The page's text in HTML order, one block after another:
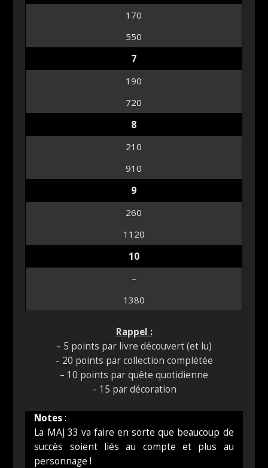
170
550
7
190
720
8
210
910
9
260
1120
10
–
1380
Rappel :
– 5 points par livre découvert (et lu)
– 20 points par collection complétée
– 10 points par quête quotidienne
– 15 par décoration
Notes:
La MAJ 33 va faire en sorte que beaucoup de
succès soient liés au compte et plus au
personnage !